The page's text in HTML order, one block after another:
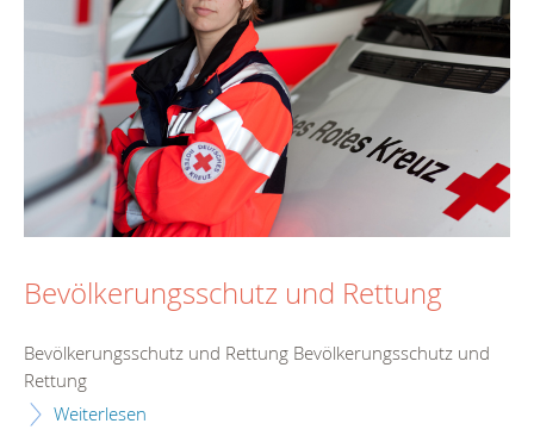
Bevölkerungsschutz und Rettung
Bevölkerungsschutz und Rettung Bevölkerungsschutz und
Rettung
Weiterlesen